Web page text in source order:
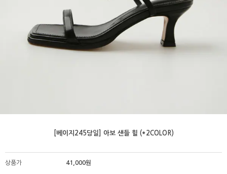
[베이지245당일] 아보 샌들 힐 (*2COLOR)
상품가 41,000원